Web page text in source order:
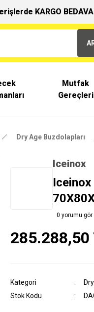
KARGO
Mutfak
Gereçleri
Dry Age Buzdolapları
Iceinox
Iceinox
0 yorumu gör
285.288,50
Kategori
Stok Kodu